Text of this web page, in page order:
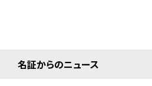
名証からのニュース